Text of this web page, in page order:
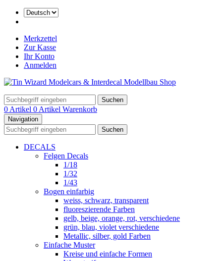
Merkzettel
Zur Kasse
Ihr Konto
Anmelden
Suchen
0 Artikel 0 Artikel Warenkorb
Navigation
Suchen
DECALS
Felgen Decals
1/18
1/32
1/43
Bogen einfarbig
weiss, schwarz, transparent
fluoreszierende Farben
gelb, beige, orange, rot, verschiedene
grün, blau, violet verschiedene
Metallic, silber, gold Farben
Einfache Muster
Kreise und einfache Formen